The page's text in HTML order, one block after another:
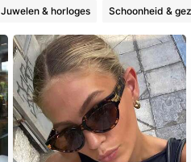
Juwelen & horloges Schoonheid &